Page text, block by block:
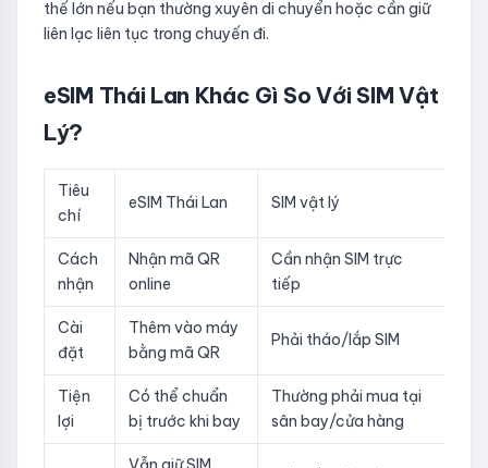
thế lớn nếu bạn thường xuyên di chuyển hoặc cần giữ
liên lạc liên tục trong chuyến đi.
eSIM Thái Lan Khác Gì So Với SIM Vật
Lý?
Tiêu
chí
eSIM Thái Lan SIM vật lý
Cách
nhận
Nhận mã QR
online
Cần nhận SIM trực
tiếp
Cài
đặt
Thêm vào máy
bằng mã QR
Phải tháo/lắp SIM
Tiện
lợi
Có thể chuẩn
bị trước khi bay
Thường phải mua tại
sân bay/cửa hàng